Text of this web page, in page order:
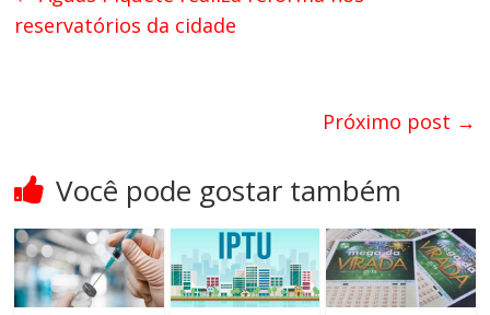
reservatórios da cidade
Próximo post →
Você pode gostar também